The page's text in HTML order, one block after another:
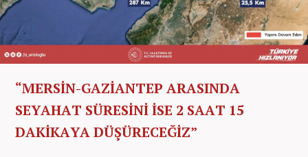
“MERSİN-GAZİANTEP ARASINDA
SEYAHAT SÜRESİNİ İSE 2 SAAT 15
DAKİKAYA DÜŞÜRECEĞİZ”